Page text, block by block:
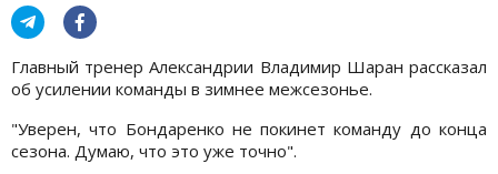
Главный тренер Александрии Владимир Шаран рассказал
об усилении команды в зимнее межсезонье.
"Уверен, что Бондаренко не покинет команду до конца
сезона. Думаю, что это уже точно".